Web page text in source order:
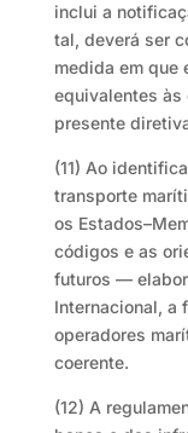
inclui a
tal, deverá ser
medida em que
equivalentes
presente
(11) Ao
transporte
os
códigos e as
futuros —
Internacional, a
operadores
coerente.
(12) A